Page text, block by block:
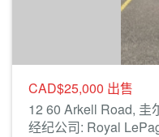
CAD$25,000 出售
12 60 Arkell Road, 圭
经纪公司: Royal